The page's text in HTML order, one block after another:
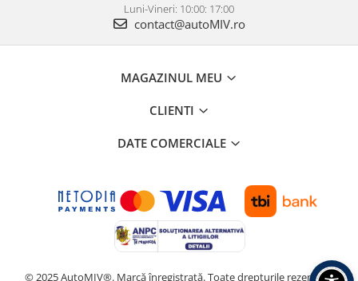
Luni-Vineri: 10:00: 17:00
contact@autoMIV.ro
MAGAZINUL MEU
CLIENTI
DATE COMERCIALE
© 2025 AutoMIV®. Marcă înregistrată. Toate drepturile rezervate.